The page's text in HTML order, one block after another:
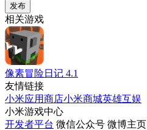
发布
相关游戏
像素冒险日记 4.1
友情链接
小米应用商店小米商城英雄互娱
小米游戏中心
开发者平台 微信公众号 微博主页